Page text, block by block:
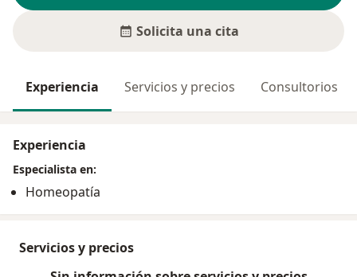
Solicita una cita
Experiencia Servicios y precios Consultorios
Experiencia
Especialista en:
Homeopatía
Servicios y precios